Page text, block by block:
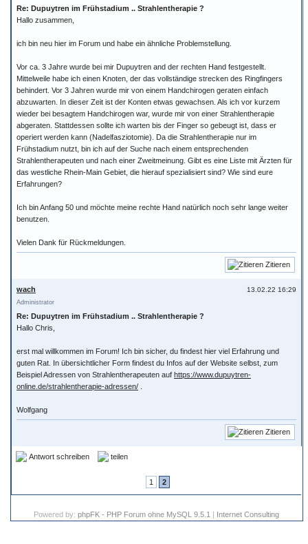
Re: Dupuytren im Frühstadium .. Strahlentherapie ?
Hallo zusammen,
ich bin neu hier im Forum und habe ein ähnliche Problemstellung.
Vor ca. 3 Jahre wurde bei mir Dupuytren and der rechten Hand festgestellt.
Mittelweile habe ich einen Knoten, der das vollständige strecken des Ringfingers
behindert. Vor 3 Jahren wurde mir von einem Handchirogen geraten einfach
abzuwarten. In dieser Zeit ist der Konten etwas gewachsen. Als ich vor kurzem
wieder bei besagtem Handchirogen war, wurde mir von einer Strahlentherapie
abgeraten. Stattdessen sollte ich warten bis der Finger so gebeugt ist, dass er
operiert werden kann (Nadelfasziotomie). Da die Strahlentherapie nur im
Frühstadium nutzt, bin ich auf der Suche nach einem entsprechenden
Strahlentherapeuten und nach einer Zweitmeinung. Gibt es eine Liste mit Ärzten für
das westliche Rhein-Main Gebiet, die hierauf spezialisiert sind? Wie sind eure
Erfahrungen?
Ich bin Anfang 50 und möchte meine rechte Hand natürlich noch sehr lange weiter
benutzen.
Vielen Dank für Rückmeldungen.
Zitieren
13.02.22 16:29
wach
Administrator
Re: Dupuytren im Frühstadium .. Strahlentherapie ?
Hallo Chris,
erst mal willkommen im Forum! Ich bin sicher, du findest hier viel Erfahrung und
guten Rat. In übersichtlicher Form findest du Infos auf der Website selbst, zum
Beispiel Adressen von Strahlentherapeuten auf https://www.dupuytren-
online.de/strahlentherapie-adressen/
Wolfgang
Zitieren
Antwort schreiben teilen
1 2
Powered by:phpFK - PHP Forum ohne MySQL 9.5.1 | Internet Consulting